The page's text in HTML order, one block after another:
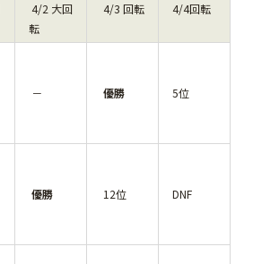
4/2 大回
転
4/3 回転 4/4回転
－ 優勝 5位
優勝 12位 DNF